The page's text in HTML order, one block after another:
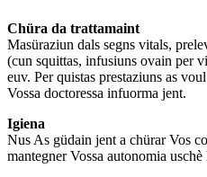
Chüra da trattamaint
Masüraziun dals segns vitals,
(cun squittas, infusiuns ovain per
euv. Per quistas prestaziuns as
Vossa doctoressa infuorma jent.
Igiena
Nus As güdain jent a chürar Vos
mantegner Vossa autonomia